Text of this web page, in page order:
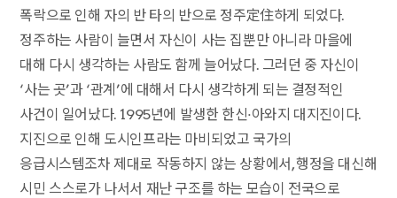
폭락으로 인해 자의 반 타의 반으로 정주定住하게 되었다.
정주하는 사람이 늘면서 자신이 사는 집뿐만 아니라 마을에
대해 다시 생각하는 사람도 함께 늘어났다. 그러던 중 자신이
‘사는 곳’과 ‘관계’에 대해서 다시 생각하게 되는 결정적인
사건이 일어났다. 1995년에 발생한 한신·아와지 대지진이다.
지진으로 인해 도시인프라는 마비되었고 국가의
응급시스템조차 제대로 작동하지 않는 상황에서, 행정을 대신해
시민 스스로가 나서서 재난 구조를 하는 모습이 전국으로